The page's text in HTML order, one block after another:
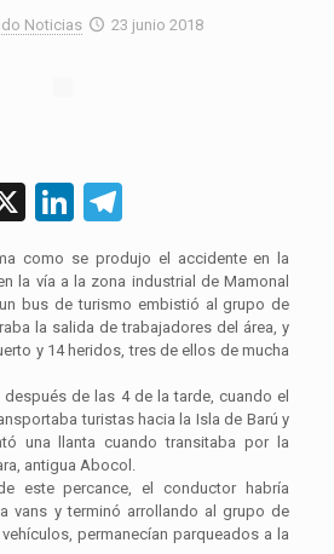
Noticias 23 junio 2018
X LinkedIn
como se produjo el accidente en la
la vía a la zona industrial de Mamonal
bus de turismo embistió al grupo de
la salida de trabajadores del área, y
y 14 heridos, tres de ellos de mucha
de las 4 de la tarde, cuando el
turistas hacia la Isla de Barú y
una llanta cuando transitaba por la
antigua Abocol.
este percance, el conductor habría
vans y terminó arrollando al grupo de
permanecían parqueados a la